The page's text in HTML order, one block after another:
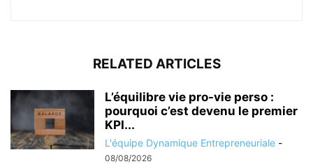
RELATED ARTICLES
L’équilibre vie pro-vie perso :
pourquoi c’est devenu le premier
KPI...
L'équipe Dynamique Entrepreneuriale -
08/08/2026